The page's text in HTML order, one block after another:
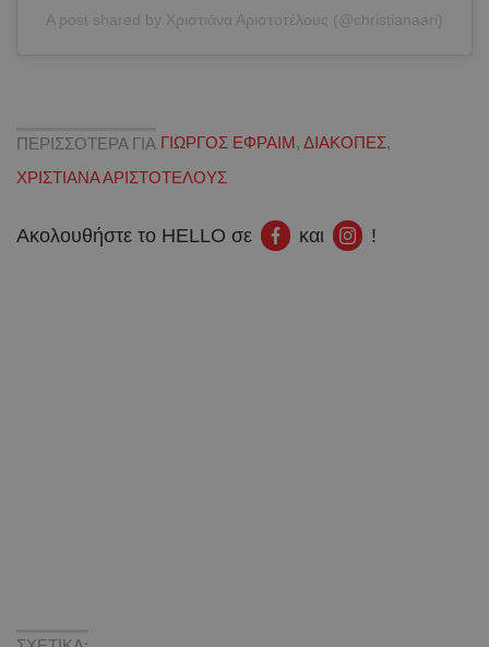
A post shared by Χριστιάνα Αριστοτέλους (@christianaari)
ΠΕΡΙΣΣΟΤΕΡΑ ΓΙΑ ΓΙΩΡΓΟΣ ΕΦΡΑΙΜ , ΔΙΑΚΟΠΕΣ,
ΧΡΙΣΤΙΑΝΑ ΑΡΙΣΤΟΤΕΛΟΥΣ
Ακολουθήστε το HELLO σε και !